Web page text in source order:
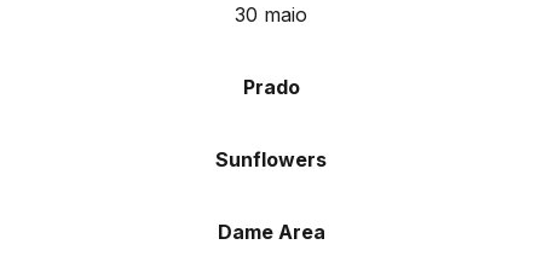
30 maio
Prado
Sunflowers
Dame Area